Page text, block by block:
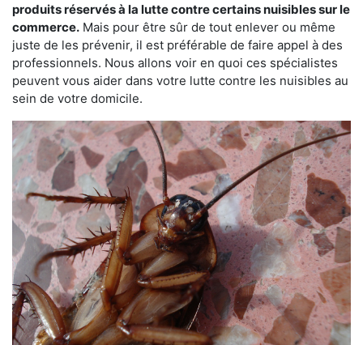
produits réservés à la lutte contre certains nuisibles sur le
commerce. Mais pour être sûr de tout enlever ou même
juste de les prévenir, il est préférable de faire appel à des
professionnels. Nous allons voir en quoi ces spécialistes
peuvent vous aider dans votre lutte contre les nuisibles au
sein de votre domicile.